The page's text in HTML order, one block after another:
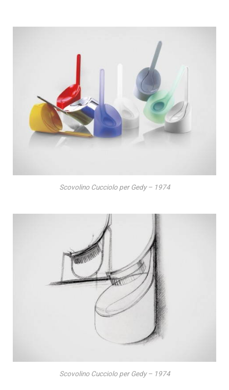
Scovolino Cucciolo per Gedy – 1974
Scovolino Cucciolo per Gedy – 1974